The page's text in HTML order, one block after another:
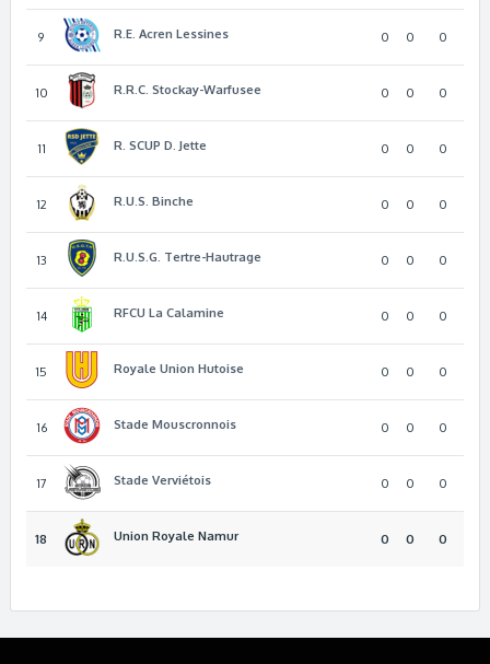
9 R.E. Acren Lessines 0 0 0
10 R.R.C. Stockay-Warfusee 0 0 0
11 R. SCUP D. Jette 0 0 0
12 R.U.S. Binche 0 0 0
13 R.U.S.G. Tertre-Hautrage 0 0 0
14 RFCU La Calamine 0 0 0
15 Royale Union Hutoise 0 0 0
16 Stade Mouscronnois 0 0 0
17 Stade Verviétois 0 0 0
18 Union Royale Namur 0 0 0